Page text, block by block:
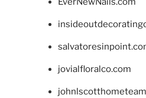
jovialfloralco.com